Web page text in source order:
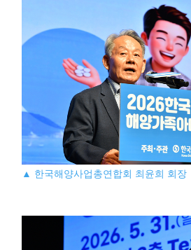
▲ 한국해양사업총연합회 최윤희 회장